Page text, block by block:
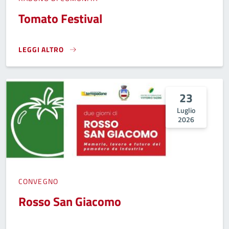
Tomato Festival
LEGGI ALTRO
TOMATO FESTIVAL}
23
Luglio
2026
CONVEGNO
Rosso San Giacomo